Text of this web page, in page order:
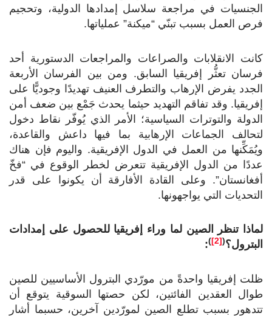
الجنسيات في مراجعة سلاسل إمدادها الدولية، وتحجيم
فرص العمل بسبب تبنّي “ميكنة” عملياتها.
كانت الانقلابات والصراعات والمراجعات الدستورية أحد
فرسان تعثُّر إفريقيا السابق. ومن بين الفرسان الأربعة
الجدد يفرض الإرهاب والتطرف العنيف تهديدًا وجوديًّا على
إفريقيا. وقد تفاقم التهديد حيثما يحدث جَمْع بين ضعف أمن
الدولة والتوترات السياسية؛ الأمر الذي يُوفّر نقاط دخول
لتحالف الجماعات الإرهابية بما فيها داعش والقاعدة،
ويُمَكِّنها من العمل في الدول الإفريقية. واليوم فإن هناك
عددًا من الدول الإفريقية تتعرض لخطر الوقوع في “فخّ
أفغانستان”. وعلى القادة الأفارقة أن يكونوا على قدر
التحديات التي يواجهونها.
لماذا تنظر الصين لما وراء إفريقيا للحصول على إمدادات
البترول؟(
[2]
)
:
ظلت إفريقيا واحدةً من مورّدي البترول الأساسيين للصين
طوال العقدين الفائتين، لكن حصتها السوقية يتوقع أن
تتدهور بسبب تطلع الصين لمورّدين آخرين، حسبما أشار